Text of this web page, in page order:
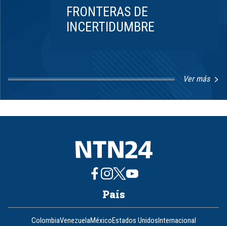
FRONTERAS DE
INCERTIDUMBRE
Ver más
1
8
País
ColombiaVenezuelaMéxicoEstados UnidosInternacional